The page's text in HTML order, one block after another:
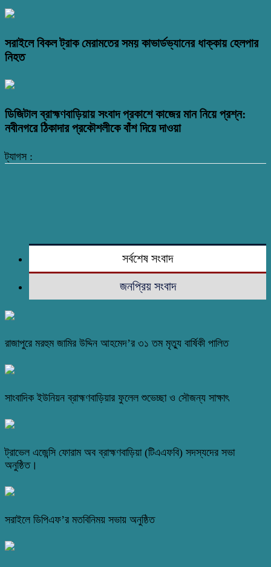
সরাইলে বিকল ট্রাক মেরামতের সময় কাভার্ডভ্যানের ধাক্কায় হেলপার
নিহত
ডিজিটাল ব্রাহ্মণবাড়িয়ায় সংবাদ প্রকাশে কাজের মান নিয়ে প্রশ্ন:
নবীনগরে ঠিকাদার প্রকৌশলীকে বাঁশ দিয়ে দাওয়া
ট্যাগস :
সর্বশেষ সংবাদ
জনপ্রিয় সংবাদ
রাজাপুরে মরহুম জামির উদ্দিন আহমেদ’র ৩১ তম মৃত্যু বার্ষিকী পালিত
সাংবাদিক ইউনিয়ন ব্রাহ্মণবাড়িয়ার ফুলেল শুভেচ্ছা ও সৌজন্য সাক্ষাৎ
ট্রাভেল এজেন্সি ফোরাম অব ব্রাহ্মণবাড়িয়া (টিএএফবি) সদস্যদের সভা
অনুষ্ঠিত।
সরাইলে ডিপিএফ’র মতবিনিময় সভায় অনুষ্ঠিত